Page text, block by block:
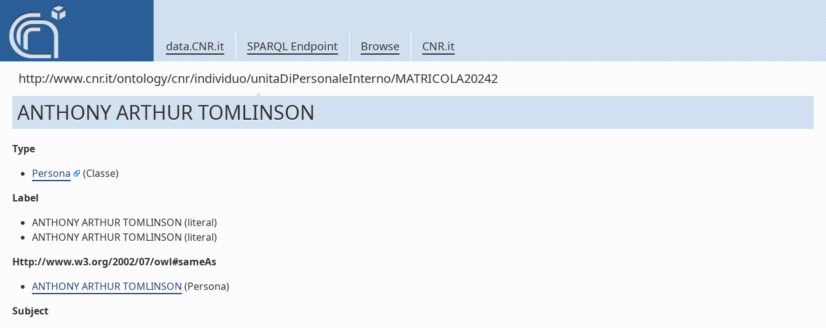
data.CNR.it SPARQL Endpoint Browse CNR.it
http://www.cnr.it/ontology/cnr/individuo/unitaDiPersonaleInterno/MATRICOLA20242
ANTHONY ARTHUR TOMLINSON
Type
Persona
(Classe)
Label
ANTHONY ARTHUR TOMLINSON (literal)
ANTHONY ARTHUR TOMLINSON (literal)
Http://www.w3.org/2002/07/owl#sameAs
ANTHONY ARTHUR TOMLINSON (Persona)
Subject